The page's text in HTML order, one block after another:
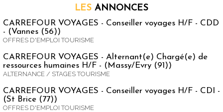
LES ANNONCES
CARREFOUR VOYAGES - Conseiller voyages H/F - CDD
- (Vannes (56))
OFFRES D'EMPLOI TOURISME
CARREFOUR VOYAGES - Alternant(e) Chargé(e) de
ressources humaines H/F - (Massy/Evry (91))
ALTERNANCE / STAGES TOURISME
CARREFOUR VOYAGES - Conseiller voyages H/F - CDI -
(St Brice (77))
OFFRES D'EMPLOI TOURISME